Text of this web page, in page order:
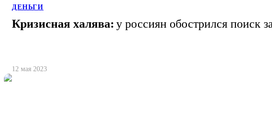
ДЕНЬГИ
Кризисная халява: у россиян обострился поиск
12 мая 2023